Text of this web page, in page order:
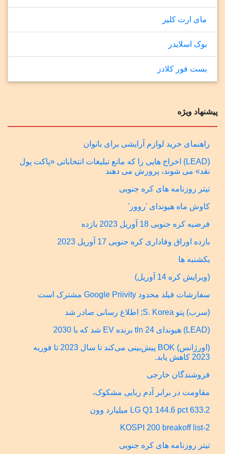
مای ارت کلیر
بوک اسلایدر
بست فور کلادز
پیشنهاد ویژه
راهنمای خرید لوازم آرایشی برای بانوان
(LEAD) اخراج هایی را که مانع تبلیغات انتخاباتی «پاکت پول
نقد» می شوند، پرورش می دهند
تیتر روزنامه های کره جنوبی
کاوش ماه هیوندای 'روور'
فرضیه کره جنوبی 18 آوریل 2023 بازده
بازده اوراق وفاداری کره جنوبی 17 آوریل 2023
یکشنبه ها
(ویرایش کره 14 آوریل)
سفارشات فیلد محدود Google Priivity مشترک است
(سرب) پتو S. Korea; اطلاع رسانی صادر شد
(LEAD) هیوندای 24 tln برنده EV شد که با 2030
(اورژانس) BOK پیش‌بینی می‌کند تا سال 2023 تا فوریه
2023 کاهش یابد.
فروشندگان خارجی
مقاومت در برابر آدم ربایی مشکوک،
LG Q1 144.6 pct 633.2 میلیارد وون
KOSPI 200 breakoff list-2
تیتر روزنامه های کره جنوبی